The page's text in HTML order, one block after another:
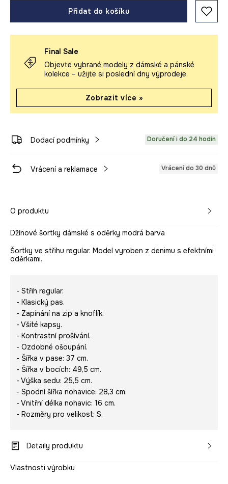
Přidat do košíku
Final Sale
Objevte vybrané modely z dámské a pánské
kolekce – užijte si poslední dny výprodeje.
Zobrazit více »
Dodací podmínky Doručení i do 24 hodin
Vrácení a reklamace Vrácení do 30 dnů
O produktu
Džínové šortky dámské s oděrky modrá barva
Šortky ve střihu regular. Model vyroben z denimu s efektními
oděrkami.
- Střih regular.
- Klasický pas.
- Zapínání na zip a knoflík.
- Všité kapsy.
- Kontrastní prošívání.
- Ozdobné ošoupání.
- Šířka v pase: 37 cm.
- Šířka v bocích: 49,5 cm.
- Výška sedu: 25,5 cm.
- Spodní šířka nohavice: 28,3 cm.
- Vnitřní délka nohavic: 16 cm.
- Rozměry pro velikost: S.
Detaily produktu
Vlastnosti výrobku